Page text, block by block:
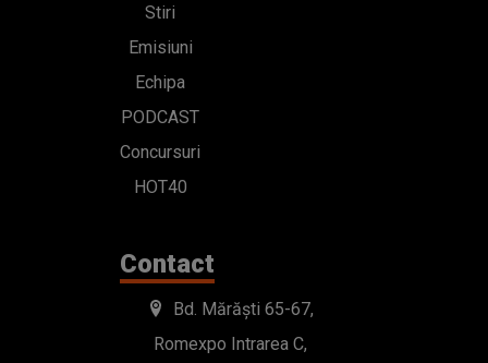
Stiri
Emisiuni
Echipa
PODCAST
Concursuri
HOT40
Contact
Bd. Mărăști 65-67,
Romexpo Intrarea C,